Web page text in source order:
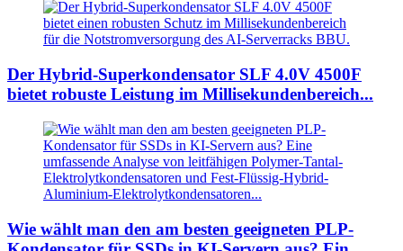
Der Hybrid-Superkondensator SLF 4.0V 4500F
bietet robuste Leistung im Millisekundenbereich...
Wie wählt man den am besten geeigneten PLP-